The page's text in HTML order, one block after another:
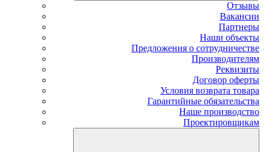
Отзывы
Вакансии
Партнеры
Наши объекты
Предложения о сотрудничестве
Производителям
Реквизиты
Договор оферты
Условия возврата товара
Гарантийные обязательства
Наше производство
Проектировщикам